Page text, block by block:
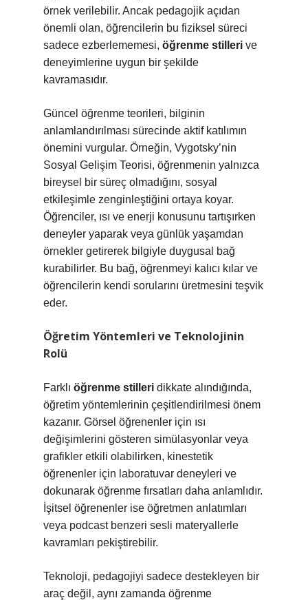
örnek verilebilir. Ancak pedagojik açıdan
önemli olan, öğrencilerin bu fiziksel süreci
sadece ezberlememesi, öğrenme stilleri ve
deneyimlerine uygun bir şekilde
kavramasıdır.
Güncel öğrenme teorileri, bilginin
anlamlandırılması sürecinde aktif katılımın
önemini vurgular. Örneğin, Vygotsky’nin
Sosyal Gelişim Teorisi, öğrenmenin yalnızca
bireysel bir süreç olmadığını, sosyal
etkileşimle zenginleştiğini ortaya koyar.
Öğrenciler, ısı ve enerji konusunu tartışırken
deneyler yaparak veya günlük yaşamdan
örnekler getirerek bilgiyle duygusal bağ
kurabilirler. Bu bağ, öğrenmeyi kalıcı kılar ve
öğrencilerin kendi sorularını üretmesini teşvik
eder.
Öğretim Yöntemleri ve Teknolojinin
Rolü
Farklı öğrenme stilleri dikkate alındığında,
öğretim yöntemlerinin çeşitlendirilmesi önem
kazanır. Görsel öğrenenler için ısı
değişimlerini gösteren simülasyonlar veya
grafikler etkili olabilirken, kinestetik
öğrenenler için laboratuvar deneyleri ve
dokunarak öğrenme fırsatları daha anlamlıdır.
İşitsel öğrenenler ise öğretmen anlatımları
veya podcast benzeri sesli materyallerle
kavramları pekiştirebilir.
Teknoloji, pedagojiyi sadece destekleyen bir
araç değil, aynı zamanda öğrenme